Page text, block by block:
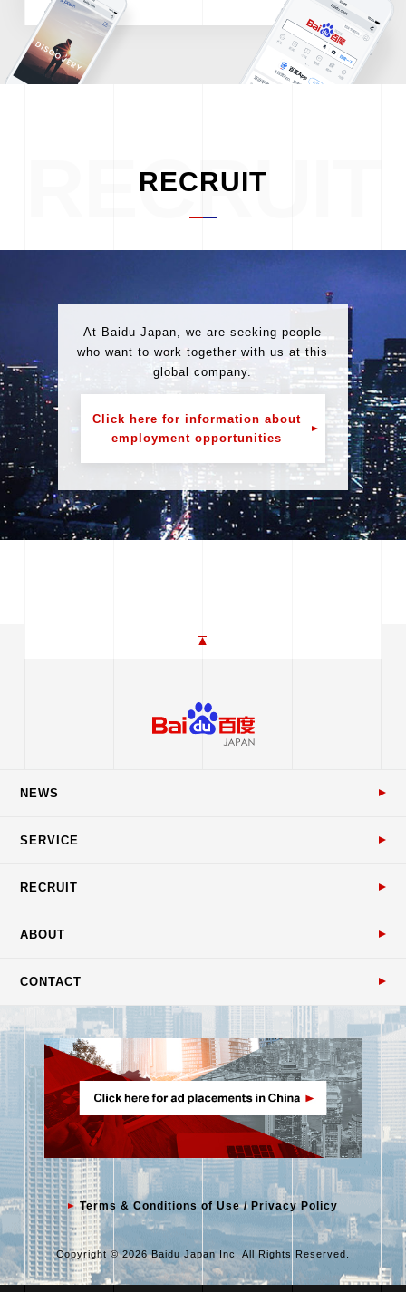
RECRUIT
RECRUIT
At Baidu Japan, we are seeking people
who want to work together with us at this
global company.
Click here for information about
employment opportunities
NEWS
SERVICE
RECRUIT
ABOUT
CONTACT
Terms & Conditions of Use / Privacy Policy
Copyright © 2026 Baidu Japan Inc. All Rights Reserved.